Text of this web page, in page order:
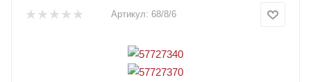
Артикул: 68/8/6